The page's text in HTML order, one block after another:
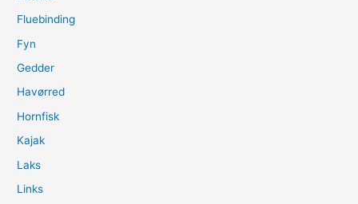
Fluebinding
Fyn
Gedder
Havørred
Hornfisk
Kajak
Laks
Links